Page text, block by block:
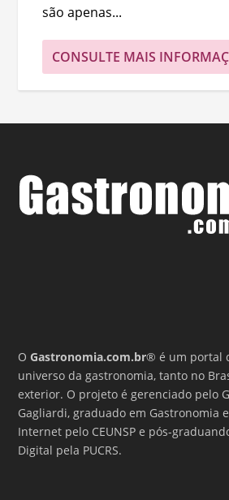
são apenas...
CONSULTE MAIS
OGastronomia.com.br® é um portal
universo da gastronomia, tanto no
exterior. O projeto é gerenciado pelo
Gagliardi, graduado em Gastronomia
Internet pelo CEUNSP e pós-
Digital pela PUCRS.